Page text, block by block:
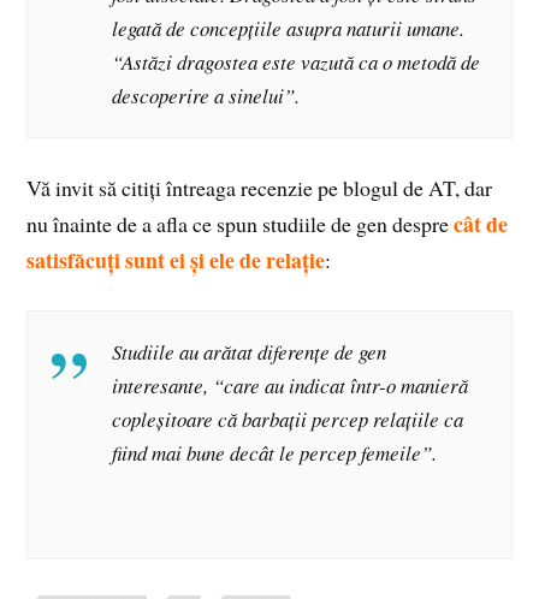
legată de concepțiile asupra naturii umane.
“Astăzi dragostea este vazută ca o metodă de
descoperire a sinelui”.
Vă invit să citiți întreaga recenzie pe blogul de AT, dar
nu înainte de a afla ce spun studiile de gen desprecât de
satisfăcuți sunt ei și ele de relație:
Studiile au arătat diferențe de gen
interesante, “care au indicat într-o manieră
copleșitoare că barbații percep relațiile ca
fiind mai bune decât le percep femeile”.